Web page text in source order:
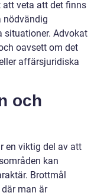
att veta att det finns
nödvändig
situationer. Advokat
oavsett om det
affärsjuridiska
och
en viktig del av att
kan
Brottmål
man är